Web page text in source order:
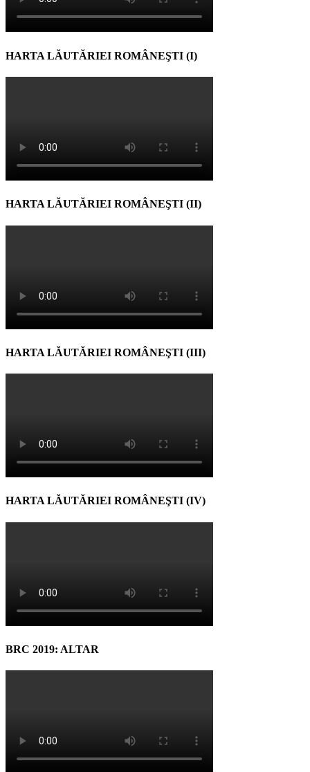
HARTA LĂUTĂRIEI ROMÂNEŞTI (I)
HARTA LĂUTĂRIEI ROMÂNEŞTI (II)
HARTA LĂUTĂRIEI ROMÂNEŞTI (III)
HARTA LĂUTĂRIEI ROMÂNEŞTI (IV)
BRC 2019: ALTAR